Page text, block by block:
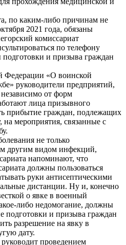
по каким-либо причинам не
2021 года, обязаны
комиссариат
по телефону
и призыва граждан
Федерации «О воинской
руководители предприятий,
от форм
лица призывного
прибытие граждан, подлежащих
мероприятия, связанные с
не только
другим видом инфекций,
напоминают, что
должны пользоваться
руки антисептическими
дистанции. Ну и, конечно
о явке в военный
либо недомогание, должны
подготовки и призыва граждан
разрешение на явку в
дату.
проведением